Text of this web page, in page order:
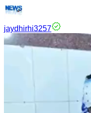
jaydhirhi3257